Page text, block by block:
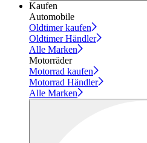
Kaufen
Automobile
Oldtimer kaufen
Oldtimer Händler
Alle Marken
Motorräder
Motorrad kaufen
Motorrad Händler
Alle Marken